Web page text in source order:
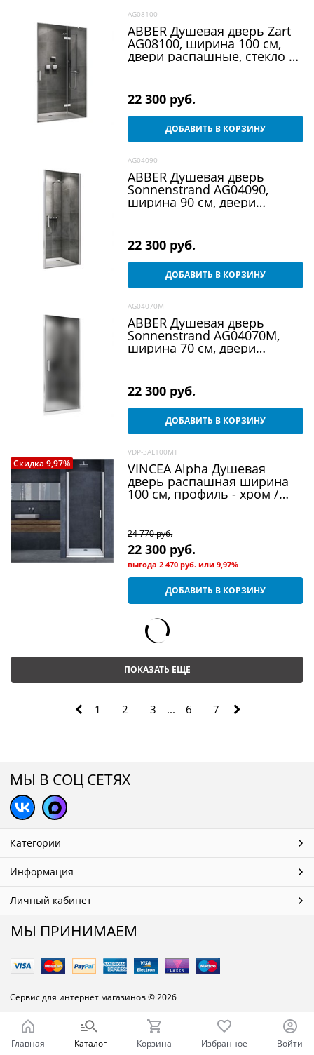
AG08100
ABBER Душевая дверь Zart
AG08100, ширина 100 см,
двери распашные, стекло 6
22 300 руб.
ДОБАВИТЬ В КОРЗИНУ
AG04090
ABBER Душевая дверь
Sonnenstrand AG04090,
ширина 90 см, двери
22 300 руб.
ДОБАВИТЬ В КОРЗИНУ
AG04070M
ABBER Душевая дверь
Sonnenstrand AG04070M,
ширина 70 см, двери
22 300 руб.
ДОБАВИТЬ В КОРЗИНУ
Скидка 9,97%
VDP-3AL100MT
VINCEA Alpha Душевая
дверь распашная ширина
100 см, профиль - хром /
24 770 руб.
22 300 руб.
выгода2 470 руб. или9,97%
ДОБАВИТЬ В КОРЗИНУ
ПОКАЗАТЬ ЕЩЕ
1 2 3 ... 6 7
МЫ В СОЦ СЕТЯХ
Категории
Информация
Личный кабинет
МЫ ПРИНИМАЕМ
Сервис для интернет магазинов© 2026
Главная Каталог Корзина Избранное Войти